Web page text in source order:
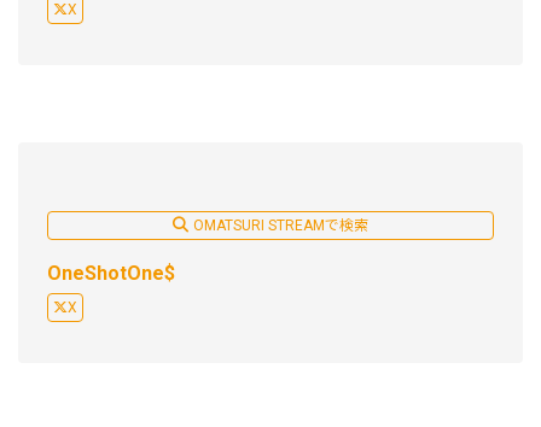
X
OMATSURI STREAMで検索
OneShotOne$
X